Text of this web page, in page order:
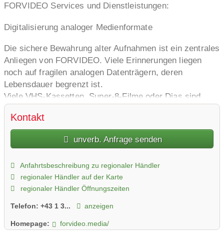
FORVIDEO Services und Dienstleistungen:
Digitalisierung analoger Medienformate
Die sichere Bewahrung alter Aufnahmen ist ein zentrales
Anliegen von FORVIDEO. Viele Erinnerungen liegen
noch auf fragilen analogen Datenträgern, deren
Lebensdauer begrenzt ist.
Viele VHS-Kassetten, Super-8-Filme oder Dias sind
heute oft nicht mehr abspielbar.
Hier setzt ForVideo an: Mit professioneller Technik
werden die alten Medien in zeitgemäße, digitale Formate
überführt. Dabei wird auf höchste Sorgfalt, Bild- und
geachtet. In Wien bietet FORVIDEO einen besonderen
Sichtungstermin an, bei dem Kund:innen ihre Videos
vorab sichten können. Das ermöglicht eine gezielte
Auswahl der relevanten Inhalte und vermeidet unnötige
Folgende Formate werden bei FORVIDEO digitalisiert:
Kontakt
unverb. Anfrage senden
Anfahrtsbeschreibung zu regionaler Händler
regionaler Händler auf der Karte
regionaler Händler Öffnungszeiten
Telefon: +43 1 3... anzeigen
Homepage: forvideo.media/